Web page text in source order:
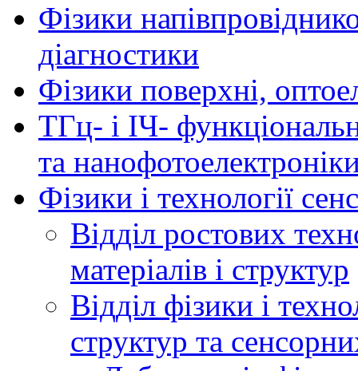
Фізики
діагностики
Фізики поверхні,
ТГц- і ІЧ-
та
Фізики і технології
Відділ ростових
матеріалів і структур
Відділ фізики і
структур та